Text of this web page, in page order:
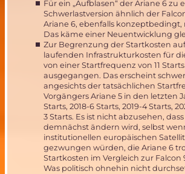
Für ein „Aufblasen“ der Ariane 6 zu
Schwerlastversion ähnlich der
Ariane 6, ebenfalls konzeptbedingt,
Das käme einer Neuentwicklung
Zur Begrenzung der Startkosten
laufenden Infrastrukturkosten für
von einer Startfrequenz von 11
ausgegangen. Das erscheint
angesichts der tatsächlichen
Vorgängers Ariane 5 in den letzten
Starts, 2018-6 Starts, 2019-4 Starts,
3 Starts. Es ist nicht abzusehen,
demnächst ändern wird, selbst
institutionellen europäischen
gezwungen würden, die Ariane 6
Startkosten im Vergleich zur Falcon
Was politisch ohnehin nicht